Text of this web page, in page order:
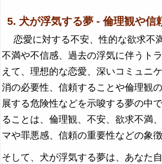
5. 犬が浮気する夢 - 倫理観や信
恋愛に対する不安、性的な欲求不
不満や不信感、過去の浮気に伴うト
えて、理想的な恋愛、深いコミュニ
消の必要性、信頼することや倫理観
展する危険性などを示唆する夢の中
ることは、倫理観、不安、欲求不満
マや罪悪感、信頼の重要性などの象徴
そして、犬が浮気する夢は、あなた